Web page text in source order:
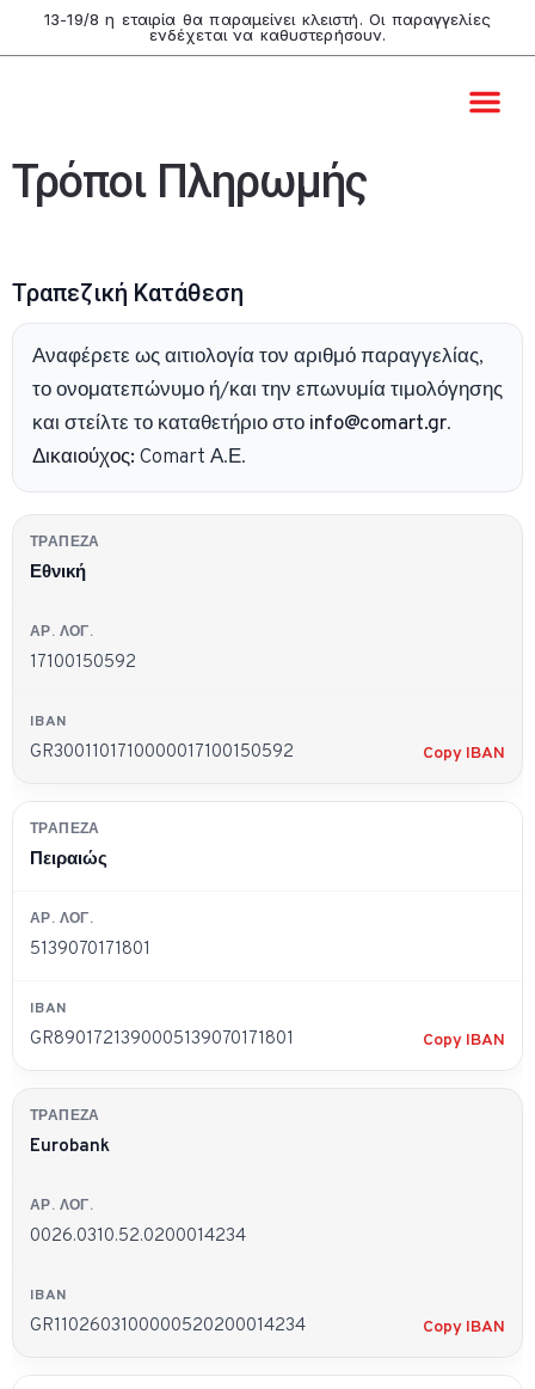
13-19/8 η εταιρία θα παραμείνει κλειστή. Οι παραγγελίες
ενδέχεται να καθυστερήσουν.
Τρόποι Πληρωμής
Τραπεζική Κατάθεση
Αναφέρετε ως αιτιολογία τον αριθμό παραγγελίας,
το ονοματεπώνυμο ή/και την επωνυμία τιμολόγησης
και στείλτε το καταθετήριο στο info@comart.gr.
Δικαιούχος: Comart Α.Ε.
Εθνική
17100150592
GR3001101710000017100150592 Copy IBAN
Πειραιώς
5139070171801
GR8901721390005139070171801 Copy IBAN
Eurobank
0026.0310.52.0200014234
GR1102603100000520200014234 Copy IBAN